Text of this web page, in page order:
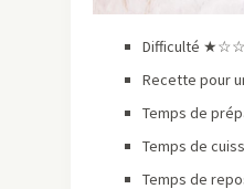
Difficulté
Recette pour
Temps de
Temps de
Temps de